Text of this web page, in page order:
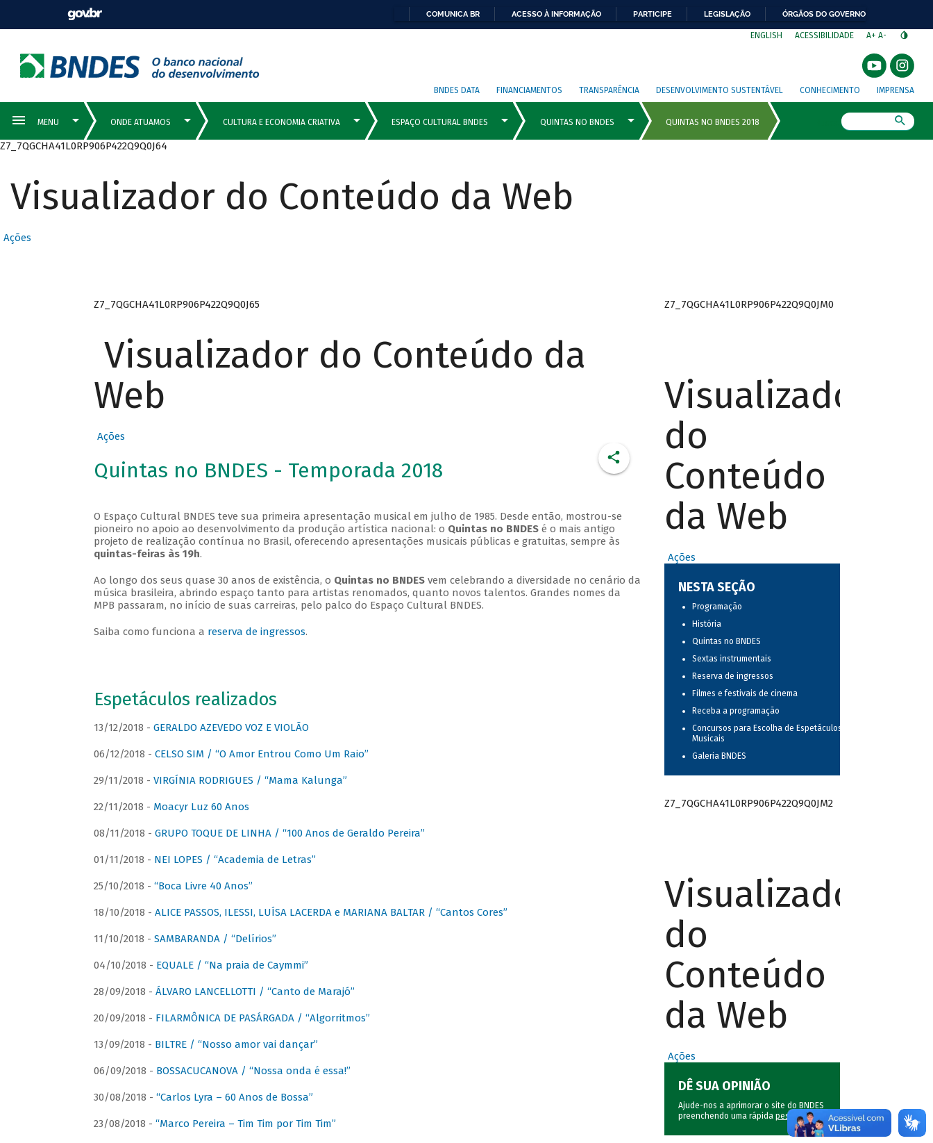
COMUNICA BR ACESSO À INFORMAÇÃO PARTICIPE LEGISLAÇÃO ÓRGÃOS DO GOVERNO
ENGLISH ACESSIBILIDADE A+ A-
BNDES DATA FINANCIAMENTOS TRANSPARÊNCIA DESENVOLVIMENTO SUSTENTÁVEL CONHECIMENTO IMPRENSA
Z7_7QGCHA41L0RP906P422Q9Q0J64
Visualizador do Conteúdo da Web
Ações
Z7_7QGCHA41L0RP906P422Q9Q0J65
Visualizador do Conteúdo da
Web
Ações
Quintas no BNDES - Temporada 2018
O Espaço Cultural BNDES teve sua primeira apresentação musical em julho de 1985. Desde então, mostrou-se
pioneiro no apoio ao desenvolvimento da produção artística nacional: o Quintas no BNDESé o mais antigo
projeto de realização contínua no Brasil, oferecendo apresentações musicais públicas e gratuitas, sempre às
quintas-feiras às 19h.
Ao longo dos seus quase 30 anos de existência, o Quintas no BNDESvem celebrando a diversidade no cenário da
música brasileira, abrindo espaço tanto para artistas renomados, quanto novos talentos. Grandes nomes da
MPB passaram, no início de suas carreiras, pelo palco do Espaço Cultural BNDES.
Saiba como funciona a reserva de ingressos.
Espetáculos realizados
13/12/2018 - GERALDO AZEVEDO VOZ E VIOLÃO
06/12/2018 - CELSO SIM / “O Amor Entrou Como Um Raio”
29/11/2018 - VIRGÍNIA RODRIGUES / “Mama Kalunga”
22/11/2018 - Moacyr Luz 60 Anos
08/11/2018 - GRUPO TOQUE DE LINHA / “100 Anos de Geraldo Pereira”
01/11/2018 - NEI LOPES / “Academia de Letras”
25/10/2018 - “Boca Livre 40 Anos”
18/10/2018 - ALICE PASSOS, ILESSI, LUÍSA LACERDA e MARIANA BALTAR / “Cantos Cores”
11/10/2018 - SAMBARANDA / “Delírios”
04/10/2018 - EQUALE / “Na praia de Caymmi”
28/09/2018 - ÁLVARO LANCELLOTTI / “Canto de Marajó”
20/09/2018 - FILARMÔNICA DE PASÁRGADA / “Algorritmos”
13/09/2018 - BILTRE / “Nosso amor vai dançar”
06/09/2018 - BOSSACUCANOVA / “Nossa onda é essa!”
30/08/2018 - “Carlos Lyra – 60 Anos de Bossa”
23/08/2018 - “Marco Pereira – Tim Tim por Tim Tim”
Z7_7QGCHA41L0RP906P422Q9Q0JM0
Visualizador
do
Conteúdo
da Web
Ações
NESTA SEÇÃO
Programação
História
Quintas no BNDES
Sextas instrumentais
Reserva de ingressos
Filmes e festivais de cinema
Receba a programação
Concursos para Escolha de Espetáculos
Musicais
Galeria BNDES
Z7_7QGCHA41L0RP906P422Q9Q0JM2
Visualizador
do
Conteúdo
da Web
Ações
DÊ SUA OPINIÃO
Ajude-nos a aprimorar o site do BNDES
preenchendo uma rápida pesquisa.